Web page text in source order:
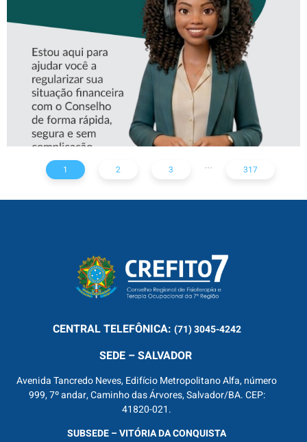
CREFITO-7
1 2 3 ... 317
CENTRALTELEFÔNICA: (71) 3045-4242
SEDE – SALVADOR
Avenida Tancredo Neves, Edifício Metropolitano Alfa, número
999, 7º andar, Caminho das Árvores, Salvador/BA. CEP:
41820-021.
SUBSEDE – VITÓRIA DA CONQUISTA